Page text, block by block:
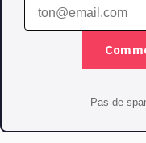
Pas de